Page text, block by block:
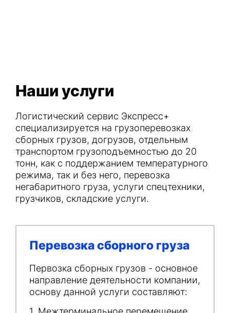
Наши услуги
Логистический сервис Экспресс+
специализируется на грузоперевозках
сборных грузов, догрузов, отдельным
транспортом грузоподъемностью до 20
тонн, как с поддержанием температурного
режима, так и без него, перевозка
негабаритного груза, услуги спецтехники,
грузчиков, складские услуги.
Перевозка сборного груза
Первозка сборных грузов - основное
направление деятельности компании,
основу данной услуги составляют: